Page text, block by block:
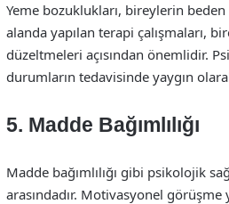
Yeme bozuklukları, bireylerin
alanda yapılan terapi çalışmaları,
düzeltmeleri açısından önemlidir.
durumların tedavisinde yaygın
5. Madde Bağımlılığı
Madde bağımlılığı gibi psikolojik
arasındadır. Motivasyonel